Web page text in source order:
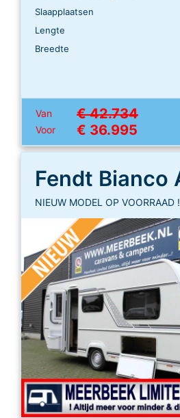
Slaapplaatsen
Lengte
Breedte
Van € 42.734
Voor € 36.995
NIEUW MODEL OP VOORRAAD !